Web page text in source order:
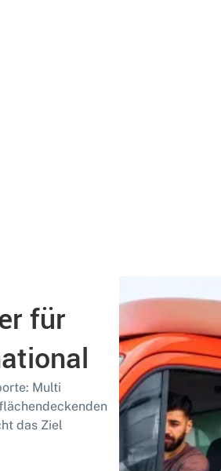
für
Multi
das Ziel